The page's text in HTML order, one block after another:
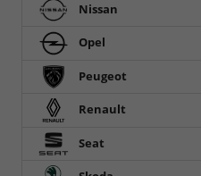
Nissan
Opel
Peugeot
Renault
Seat